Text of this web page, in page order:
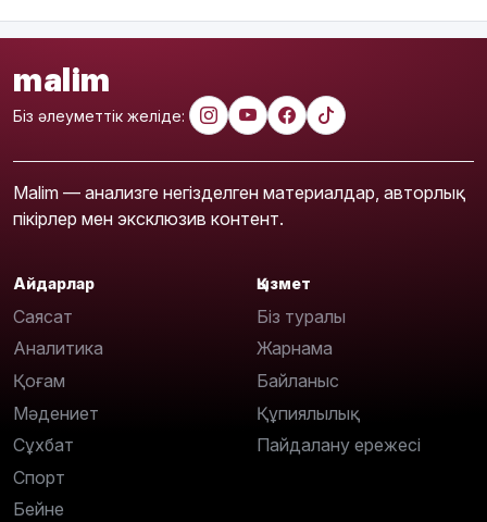
malim
Біз әлеуметтік желіде:
Malim — анализге негізделген материалдар, авторлық
пікірлер мен эксклюзив контент.
Айдарлар
Саясат
Аналитика
Қоғам
Мәдениет
Сұхбат
Спорт
Бейне
Қызмет
Біз туралы
Жарнама
Байланыс
Құпиялылық
Пайдалану ережесі